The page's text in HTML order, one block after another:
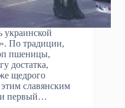
По традиции,
пшеницы,
достатка,
щедрого
славянским
первый…